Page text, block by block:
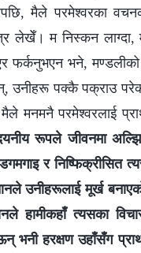
मैले परमेश्‍वरका
लेखेँ। म निस्कन लाग्दा,
फर्कनुभएन भने,
पक्कै पक्राउ परेको
मनमनै परमेश्‍वरलाई
रूपले जीवनमा
र निष्फिक्रीसित
उनीहरूलाई मूर्ख
हामीकहाँ त्यसका
भनी हरक्षण उहाँसँग